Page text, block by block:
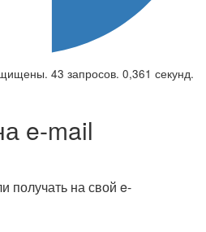
43 запросов. 0,361 секунд.
e-mail
получать на свой e-